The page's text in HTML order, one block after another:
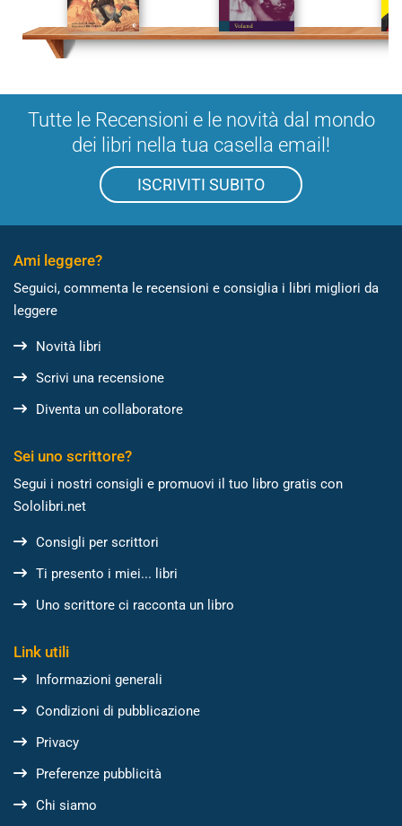
Tutte le Recensioni e le novità dal mondo
dei libri nella tua casella email!
ISCRIVITI SUBITO
Ami leggere?
Seguici, commenta le recensioni e consiglia i libri migliori da
leggere
Novità libri
Scrivi una recensione
Diventa un collaboratore
Sei uno scrittore?
Segui i nostri consigli e promuovi il tuo libro gratis con
Sololibri.net
Consigli per scrittori
Ti presento i miei... libri
Uno scrittore ci racconta un libro
Link utili
Informazioni generali
Condizioni di pubblicazione
Privacy
Preferenze pubblicità
Chi siamo